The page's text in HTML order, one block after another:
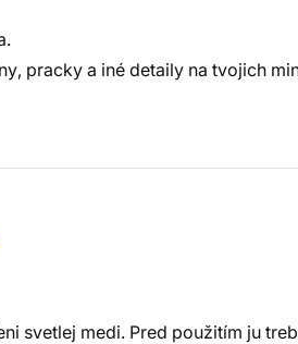
pracky a iné detaily na tvojich
svetlej medi. Pred použitím ju